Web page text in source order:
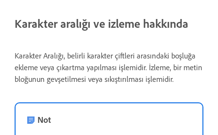
Karakter aralığı ve izleme hakkında
Karakter Aralığı, belirli karakter çiftleri arasındaki boşluğa
ekleme veya çıkartma yapılması işlemidir. İzleme, bir metin
bloğunun gevşetilmesi veya sıkıştırılması işlemidir.
Not